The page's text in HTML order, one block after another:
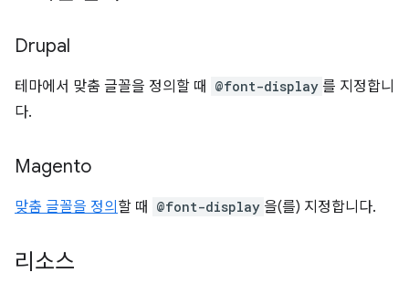
Drupal
테마에서 맞춤 글꼴을 정의할 때 @font-display 를 지정합니
다.
Magento
맞춤 글꼴을 정의 할 때 @font-display 을(를) 지정합니다.
리소스